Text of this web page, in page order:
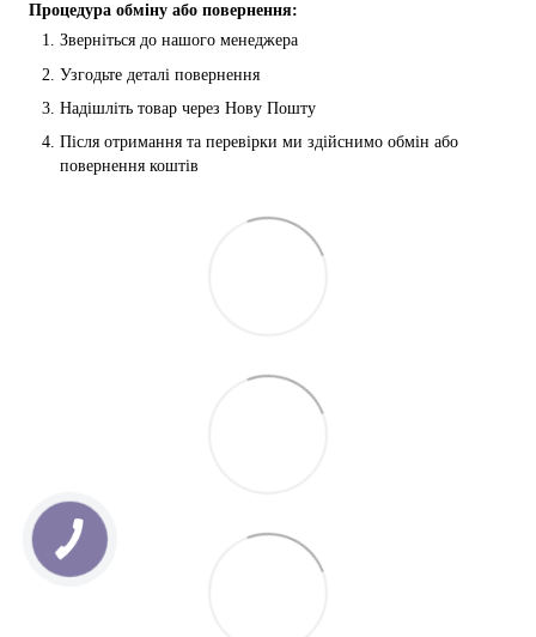
Процедура обміну або повернення:
Зверніться до нашого менеджера
Узгодьте деталі повернення
Надішліть товар через Нову Пошту
Після отримання та перевірки ми здійснимо обмін або
повернення коштів